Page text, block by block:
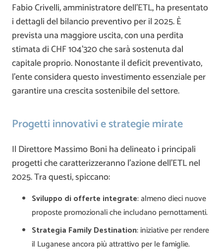
Fabio Crivelli, amministratore dell’ETL, ha presentato
i dettagli del bilancio preventivo per il 2025. È
prevista una maggiore uscita, con una perdita
stimata di CHF 104’320 che sarà sostenuta dal
capitale proprio. Nonostante il deficit preventivato,
l’ente considera questo investimento essenziale per
garantire una crescita sostenibile del settore.
Progetti innovativi e strategie mirate
Il Direttore Massimo Boni ha delineato i principali
progetti che caratterizzeranno l’azione dell’ETL nel
2025. Tra questi, spiccano:
Sviluppo di offerte integrate: almeno dieci nuove
proposte promozionali che includano pernottamenti.
Strategia Family Destination: iniziative per rendere
il Luganese ancora più attrattivo per le famiglie.